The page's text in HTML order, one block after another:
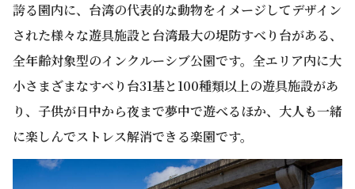
誇る園内に、台湾の代表的な動物をイメージしてデザイン
された様々な遊具施設と台湾最大の堤防すべり台がある、
全年齢対象型のインクルーシブ公園です。全エリア内に大
小さまざまなすべり台31基と100種類以上の遊具施設があ
り、子供が日中から夜まで夢中で遊べるほか、大人も一緒
に楽しんでストレス解消できる楽園です。